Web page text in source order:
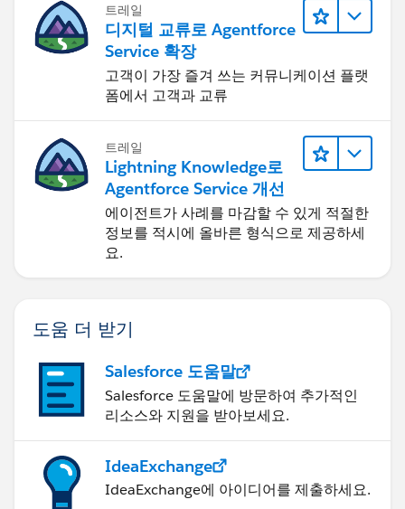
트레일
디지털 교류로 Agentforce
Service 확장
고객이 가장 즐겨 쓰는 커뮤니케이션 플랫
폼에서 고객과 교류
트레일
Lightning Knowledge로
Agentforce Service 개선
에이전트가 사례를 마감할 수 있게 적절한
정보를 적시에 올바른 형식으로 제공하세
요.
도움 더 받기
Salesforce 도움말
Salesforce 도움말에 방문하여 추가적인
리소스와 지원을 받아보세요.
IdeaExchange
IdeaExchange에 아이디어를 제출하세요.